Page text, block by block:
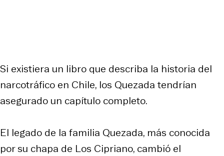
Si existiera un libro que describa la historia del
narcotráfico en Chile, los Quezada tendrían
asegurado un capítulo completo.
El legado de la familia Quezada, más conocida
por su chapa de Los Cipriano, cambió el